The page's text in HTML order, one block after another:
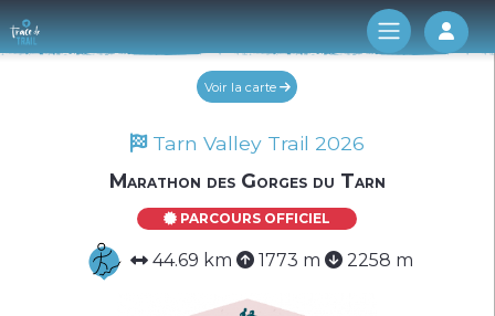
Log
Voir la carte
Tarn Valley Trail 2026
Marathon des Gorges du Tarn
PARCOURS OFFICIEL
44.69 km 1773 m 2258 m